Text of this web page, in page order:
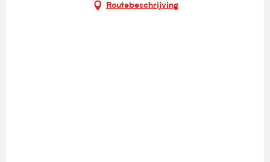
Routebeschrijving